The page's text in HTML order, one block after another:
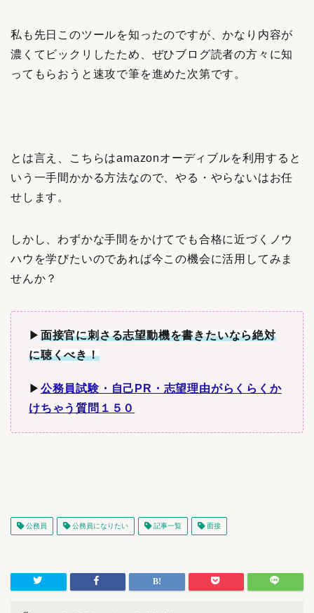
私も先日このツールを知ったのですが、かなり内容が
濃くてビックリしたため、ぜひブログ読者の方々に知
ってもらおうと速攻で筆を進めた次第です。
とは言え、こちらはamazonオーディブルを利用すると
いう一手間かかる方法なので、やる・やらないはお任
せします。
しかし、わずかな手間をかけてでも合格に近づくノウ
ハウを学びたいのであれば今この機会に活用してみま
せんか？
▶︎ 面接官に刺さる志望動機を書きたいなら絶対
に聴くべき！
▶︎ 公務員試験・自己PR・志望理由がらくらくか
けちゃう質問１５０
公務員 公務員になりたい 記事一覧 面接